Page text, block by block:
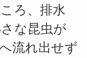
ろ、排水
な昆虫が
流れ出せず